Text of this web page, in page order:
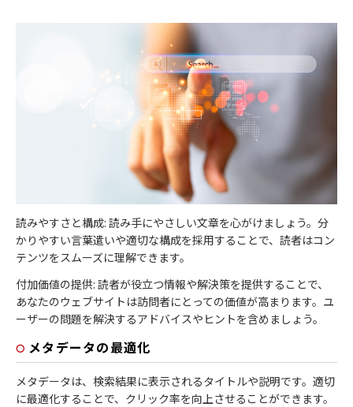
読みやすさと構成: 読み手にやさしい文章を心がけましょう。分
かりやすい言葉遣いや適切な構成を採用することで、読者はコン
テンツをスムーズに理解できます。
付加価値の提供: 読者が役立つ情報や解決策を提供することで、
あなたのウェブサイトは訪問者にとっての価値が高まります。ユ
ーザーの問題を解決するアドバイスやヒントを含めましょう。
メタデータの最適化
メタデータは、検索結果に表示されるタイトルや説明です。適切
に最適化することで、クリック率を向上させることができます。